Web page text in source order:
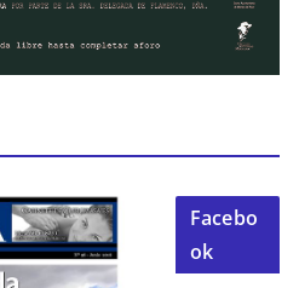
Facebo
ok